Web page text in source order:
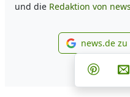
und die Redaktion von
news.de
Teilen